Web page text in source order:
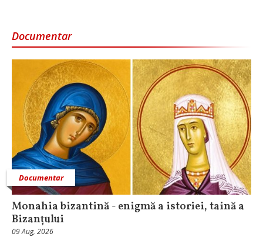
Documentar
Documentar
Monahia bizantină - enigmă a istoriei, taină a
Bizanțului
09 Aug, 2026